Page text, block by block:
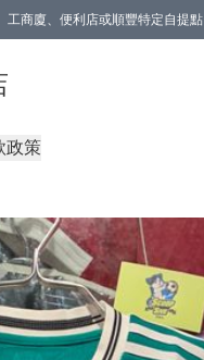
商廈、便利店或順豐特定自提點
政策